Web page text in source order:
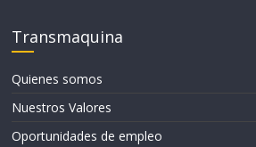
Transmaquina
Quienes somos
Nuestros Valores
Oportunidades de empleo